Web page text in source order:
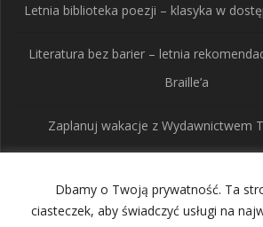
Dbamy o Twoją prywatność. Ta
ciasteczek, aby świadczyć usługi na
Letnia biblioteka poezji – klasyka w
Literatura bez barier – letnia
Braille’a
Zaplanuj wakacje z Wydawnictwem
Wydawnictwo